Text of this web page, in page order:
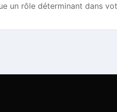
un rôle déterminant dans